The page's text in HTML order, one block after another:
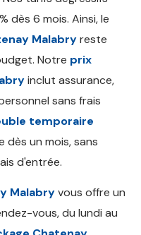
dès 6 mois. Ainsi, le
Malabryreste
Notre prix
inclut assurance,
sans frais
temporaire
dès un mois, sans
d'entrée.
Malabryvous offre un
vous, du lundi au